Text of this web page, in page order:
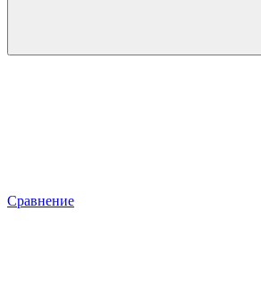
Сравнение